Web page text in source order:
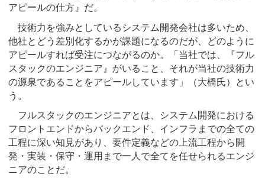
アピールの仕方』だ。
技術力を強みとしているシステム開発会社は多いため、
他社とどう差別化するかが課題になるのだが、どのように
アピールすれば受注につながるのか。「当社では、『フル
スタックのエンジニア』がいること、それが当社の技術力
の源泉であることをアピールしています」（大橋氏）とい
う。
フルスタックのエンジニアとは、システム開発における
フロントエンドからバックエンド、インフラまでの全ての
工程に深い知見があり、要件定義などの上流工程から開
発・実装・保守・運用まで一人で全てを任せられるエンジ
ニアのことだ。